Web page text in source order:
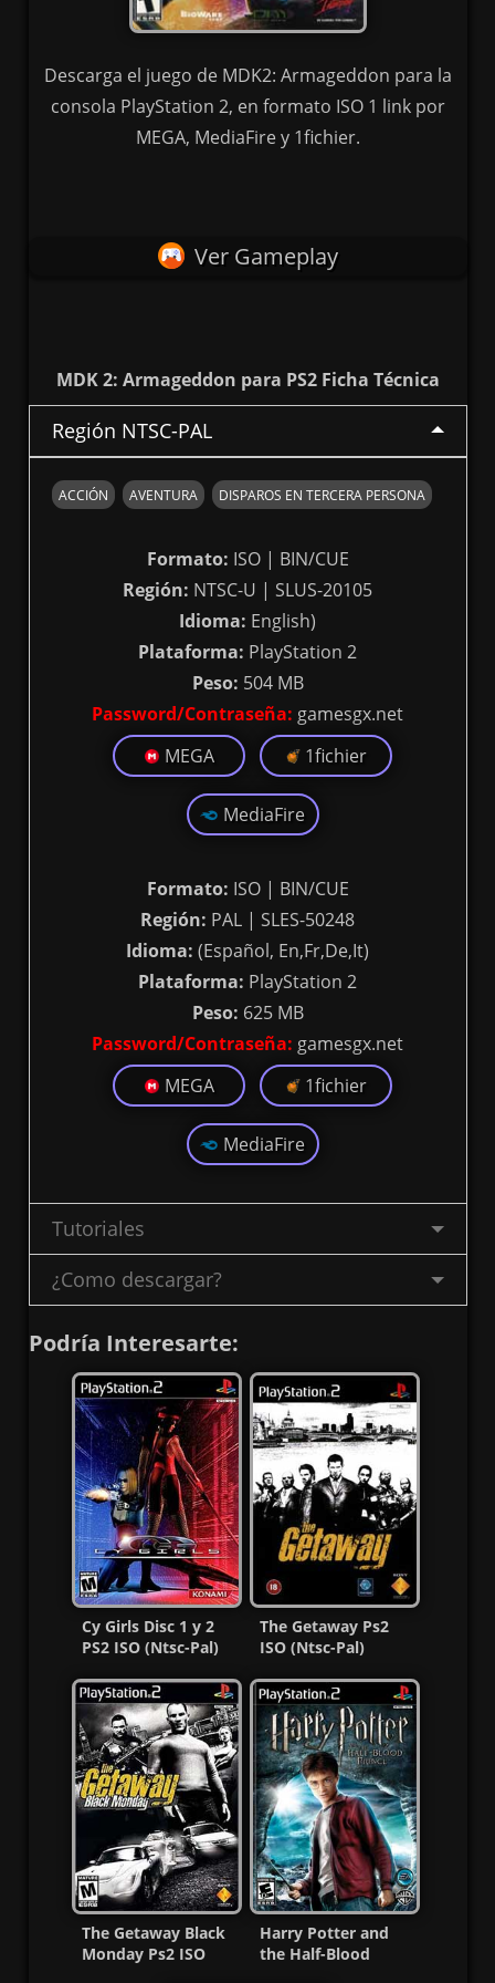
Descarga el juego de MDK2: Armageddon para la
consola PlayStation 2, en formato ISO 1 link por
MEGA, MediaFire y 1fichier.
Ver Gameplay
MDK 2: Armageddon para PS2 Ficha Técnica
Región NTSC-PAL
ACCIÓN AVENTURA DISPAROS EN TERCERA PERSONA
Formato: ISO | BIN/CUE
Región: NTSC-U | SLUS-20105
Idioma: English)
Plataforma: PlayStation 2
Peso: 504 MB
Password/Contraseña: gamesgx.net
MEGA
1fichier
MediaFire
Formato: ISO | BIN/CUE
Región: PAL | SLES-50248
Idioma: (Español, En,Fr,De,It)
Plataforma: PlayStation 2
Peso: 625 MB
Password/Contraseña: gamesgx.net
MEGA
1fichier
MediaFire
Tutoriales
¿Como descargar?
Podría Interesarte:
Cy Girls Disc 1 y 2
PS2 ISO (Ntsc-Pal)
MG
The Getaway Ps2
ISO (Ntsc-Pal)
MF
The Getaway Black
Monday Ps2 ISO
Harry Potter and
the Half-Blood